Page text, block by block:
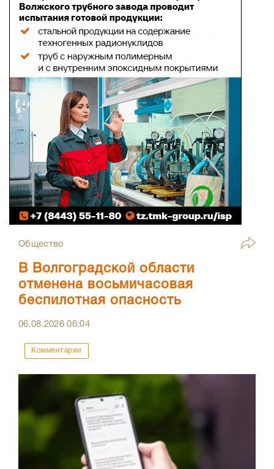
Общество
В Волгоградской области
отменена восьмичасовая
беспилотная опасность
06.08.202606:04
Комментарии